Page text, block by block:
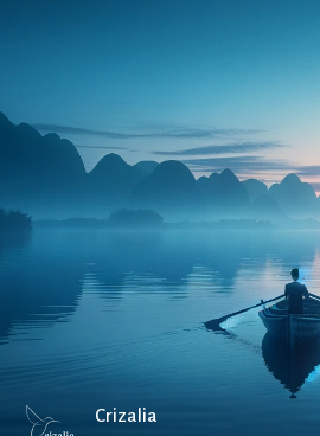
springen
Crizalia